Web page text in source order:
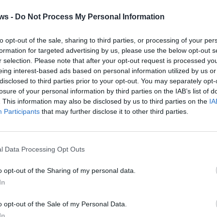
- Do Not Process My Personal Information
opt-out of the sale, sharing to third parties, or processing of your
for targeted advertising by us, please use the below opt-out
selection. Please note that after your opt-out request is processed
interest-based ads based on personal information utilized by us
to third parties prior to your opt-out. You may separately
of your personal information by third parties on the IAB’s list of
This information may also be disclosed by us to third parties on the
Participants that may further disclose it to other third parties.
Data Processing Opt Outs
opt-out of the Sharing of my personal data.
opt-out of the Sale of my Personal Data.
Tutti gli eventi
diagosto a Materia
Via Confalonieri, 5 - Castronno
crediamo che una buona informazione
vita di tutti. Ogni giorno lavoriamo cercando di
critico.
Abbonati a VareseNews
»